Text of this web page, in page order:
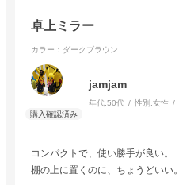
卓上ミラー
カラー：ダークブラウン
jamjam
年代:50代 性別:女性
コンパクトで、使い勝手が良い。
棚の上に置くのに、ちょうどいい。